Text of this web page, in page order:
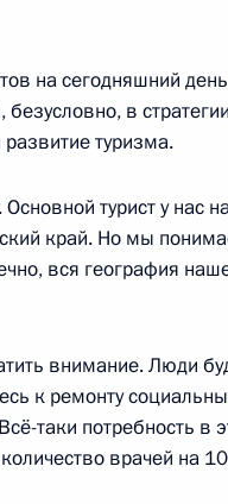
прокуратуры
на сегодняшний
в
туризма.
турист у нас
край. Но мы
вся география
внимание. Люди
к ремонту
таки потребность в
врачей на